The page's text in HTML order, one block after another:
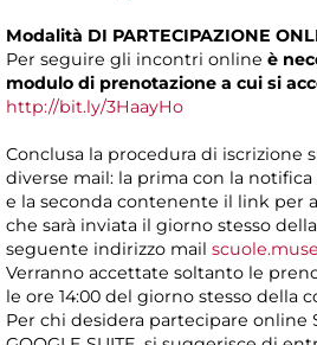
Modalità DI PARTECIPAZIONE
Per seguire gli incontri online è
modulo di prenotazione a cui si
http://bit.ly/3HaayHo
Conclusa la procedura di iscrizione
diverse mail: la prima con la
e la seconda contenente il link per
che sarà inviata il giorno stesso
seguente indirizzo mail
Verranno accettate soltanto le
le ore 14:00 del giorno stesso della
Per chi desidera partecipare online